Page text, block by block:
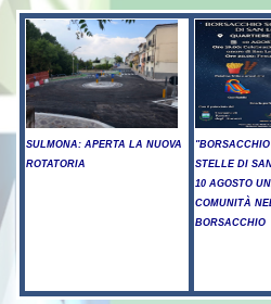
SULMONA: APERTA LA NUOVA
ROTATORIA
STELLE DI
10 AGOSTO
COMUNITÀ
BORSACCHIO